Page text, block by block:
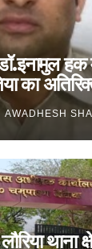
हक
का
AWADHESH
थाना